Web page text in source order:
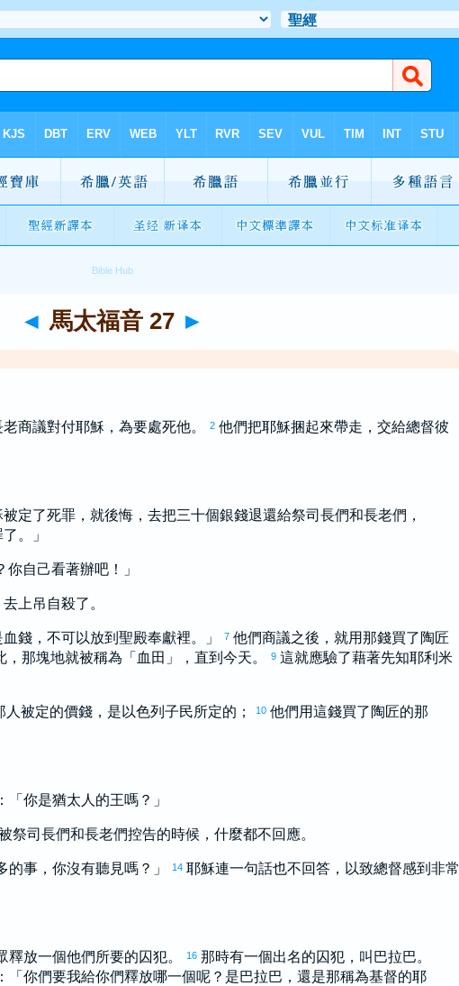
◄ 馬太福音 27 ►
商議對付耶穌，為要處死他。 2 他們把耶穌捆起來帶走，交給總督彼
定了死罪，就後悔，去把三十個銀錢退還給祭司長們和長老們，
。」
自己看著辦吧！」
上吊自殺了。
錢，不可以放到聖殿奉獻裡。」 7 他們商議之後，就用那錢買了陶匠
，那塊地就被稱為「血田」，直到今天。 9 這就應驗了藉著先知耶利米
人被定的價錢，是 以色列 子民所定的； 10 他們用這錢買了陶匠的那
「你是猶太 人的王嗎？」
祭司長們和長老們控告的時候，什麼都不回應。
的事，你沒有聽見嗎？」 14 耶穌連一句話也不回答，以致總督感到非常
放一個他們所要的囚犯。 16 那時有一個出名的囚犯，叫 巴拉巴。
「你們要我給你們釋放哪一個呢？是巴拉巴 ，還是那稱為基督的耶